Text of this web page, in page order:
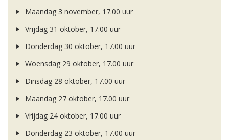
Maandag 3 november, 17.00 uur
Vrijdag 31 oktober, 17.00 uur
Donderdag 30 oktober, 17.00 uur
Woensdag 29 oktober, 17.00 uur
Dinsdag 28 oktober, 17.00 uur
Maandag 27 oktober, 17.00 uur
Vrijdag 24 oktober, 17.00 uur
Donderdag 23 oktober, 17.00 uur